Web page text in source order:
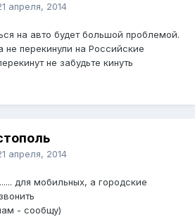
апреля, 2014
на авто будет большой проблемой.
перекинули на Российские
не забудьте кинуть
апреля, 2014
для мобильных, а городские
- сообщу)